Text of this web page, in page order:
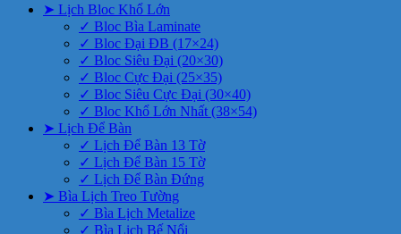
➤ Lịch Bloc Khổ Lớn
✓ Bloc Bìa Laminate
✓ Bloc Đại ĐB (17×24)
✓ Bloc Siêu Đại (20×30)
✓ Bloc Cực Đại (25×35)
✓ Bloc Siêu Cực Đại (30×40)
✓ Bloc Khổ Lớn Nhất (38×54)
➤ Lịch Để Bàn
✓ Lịch Để Bàn 13 Tờ
✓ Lịch Để Bàn 15 Tờ
✓ Lịch Để Bàn Đứng
➤ Bìa Lịch Treo Tường
✓ Bìa Lịch Metalize
✓ Bìa Lịch Bế Nổi